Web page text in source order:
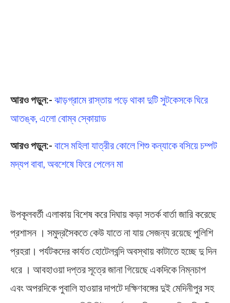
আরও পড়ুন:- ঝাড়গ্রামে রাস্তায় পড়ে থাকা দুটি সুটকেসকে ঘিরে
আতঙ্ক, এলো বোম্ব স্কোয়াড
আরও পড়ুন:- বাসে মহিলা যাত্রীর কোলে শিশু কন্যাকে বসিয়ে চম্পট
মদ্যপ বাবা, অবশেষে ফিরে পেলেন মা
উপকূলবর্তী এলাকায় বিশেষ করে দিঘায় কড়া সতর্ক বার্তা জারি করেছে
প্রশাসন । সমুদ্রসৈকতে কেউ যাতে না যায় সেজন্য রয়েছে পুলিশি
প্রহরা। পর্যটকদের কার্যত হোটেলবন্দি অবস্থায় কাটাতে হচ্ছে দু দিন
ধরে । আবহাওয়া দপ্তর সূত্রে জানা গিয়েছে একদিকে নিম্নচাপ
এবং অপরদিকে পুবালি হাওয়ার দাপটে দক্ষিণবঙ্গের দুই মেদিনীপুর সহ